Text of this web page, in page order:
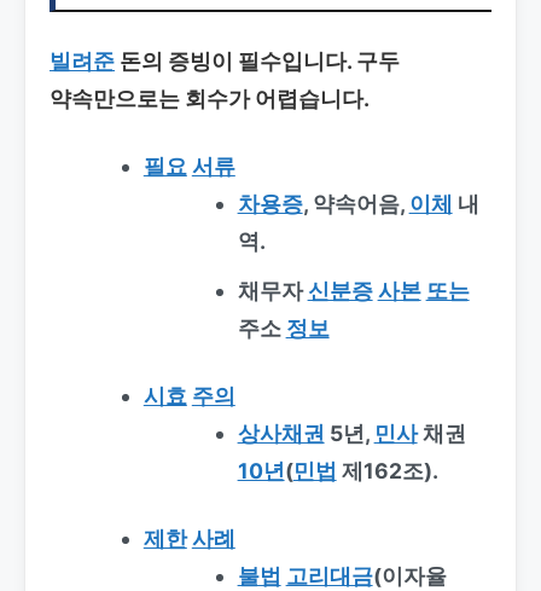
빌려준 돈의 증빙이 필수입니다. 구두
약속만으로는 회수가 어렵습니다.
필요 서류
차용증, 약속어음, 이체 내
역.
채무자신분증 사본 또는
주소 정보
시효 주의
상사채권 5년, 민사채권
10년 (민법 제162조).
제한 사례
불법 고리대금(이자율